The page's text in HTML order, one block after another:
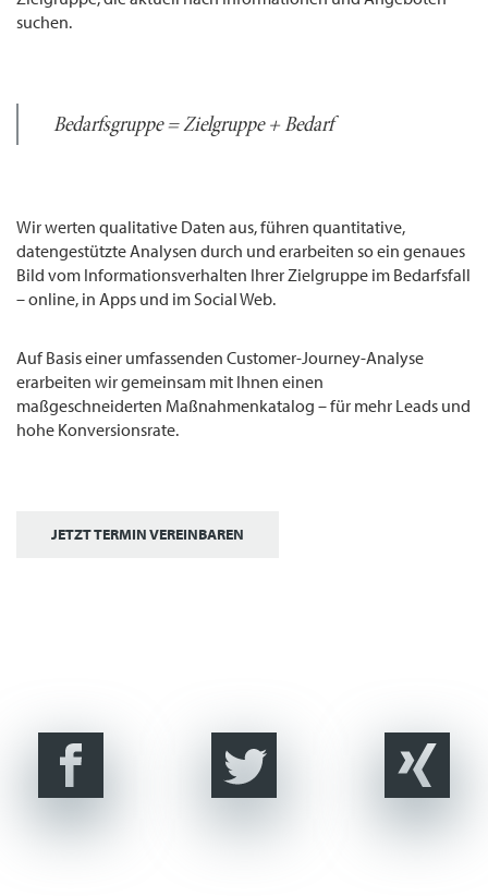
suchen.
Bedarfsgruppe = Zielgruppe + Bedarf
Wir werten qualitative Daten aus, führen quantitative,
datengestützte Analysen durch und erarbeiten so ein genaues
Bild vom Informationsverhalten Ihrer Zielgruppe im Bedarfsfall
– online, in Apps und im Social Web.
Auf Basis einer umfassenden Customer-Journey-Analyse
erarbeiten wir gemeinsam mit Ihnen einen
maßgeschneiderten Maßnahmenkatalog – für mehr Leads und
hohe Konversionsrate.
JETZT TERMIN VEREINBAREN